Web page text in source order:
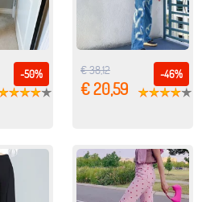
-50% -46%
€ 38,12
€ 20,59